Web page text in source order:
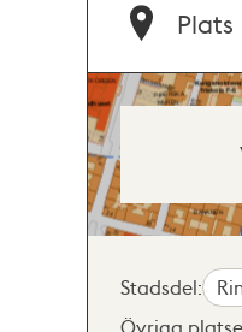
Plats
Stadsdel:
Övriga